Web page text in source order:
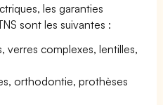
les garanties
sont les suivantes :
verres complexes, lentilles,
orthodontie, prothèses